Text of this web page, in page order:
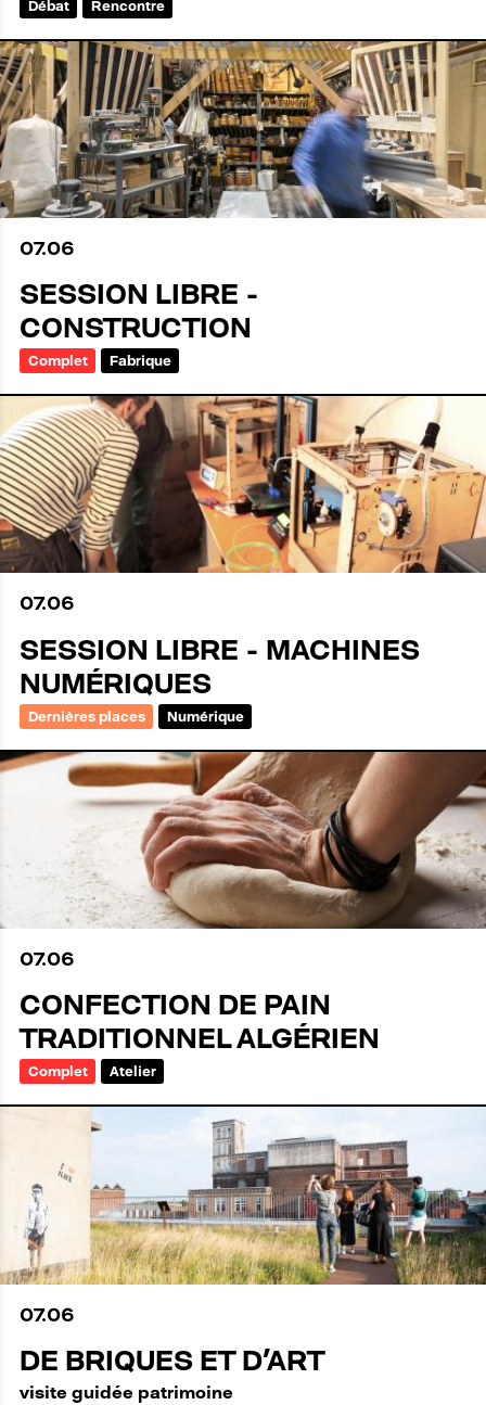
Débat Rencontre
07.06
SESSION LIBRE -
CONSTRUCTION
Complet Fabrique
07.06
SESSION LIBRE - MACHINES
NUMÉRIQUES
Dernières places Numérique
07.06
CONFECTION DE PAIN
TRADITIONNEL ALGÉRIEN
Complet Atelier
07.06
DE BRIQUES ET D'ART
visite guidée patrimoine